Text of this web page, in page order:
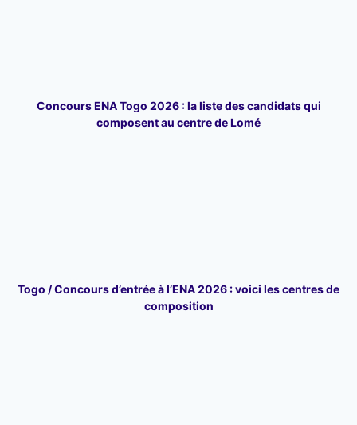
Concours ENA Togo 2026 : la liste des candidats qui
composent au centre de Lomé
Togo / Concours d’entrée à l’ENA 2026 : voici les centres de
composition